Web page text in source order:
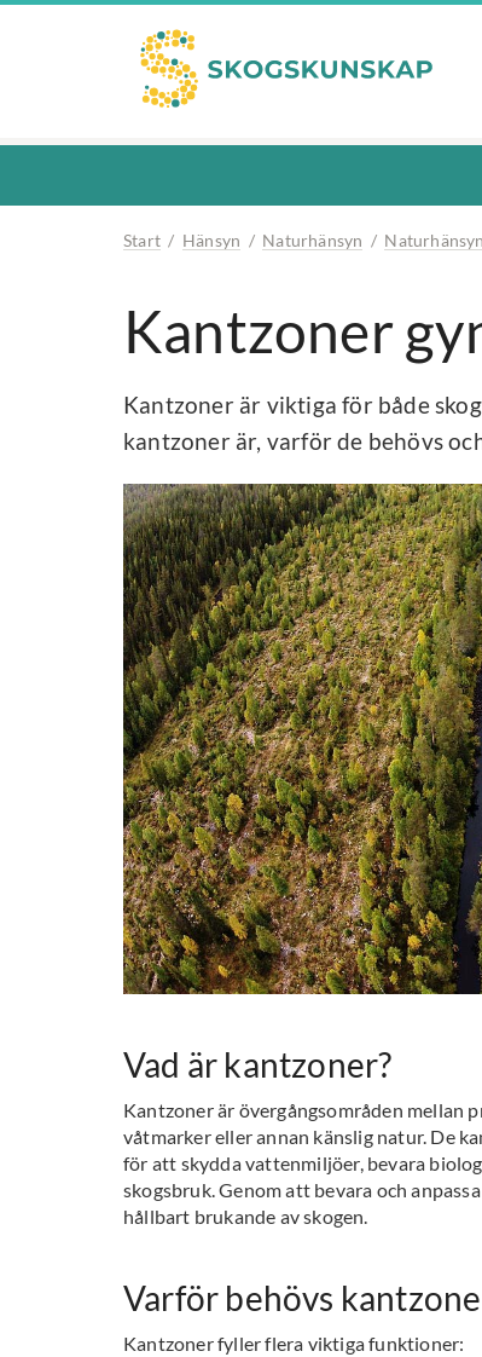
Start / Hänsyn / Naturhänsyn /
Kantzoner
Kantzoner är viktiga för både
kantzoner är, varför de behövs
Vad är kantzoner?
Kantzoner är övergångsområden mellan
våtmarker eller annan känslig natur. De
för att skydda vattenmiljöer, bevara
skogsbruk. Genom att bevara och
hållbart brukande av skogen.
Varför behövs
Kantzoner fyller flera viktiga funktioner: